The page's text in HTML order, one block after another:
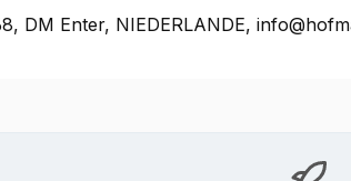
DM Enter, NIEDERLANDE,